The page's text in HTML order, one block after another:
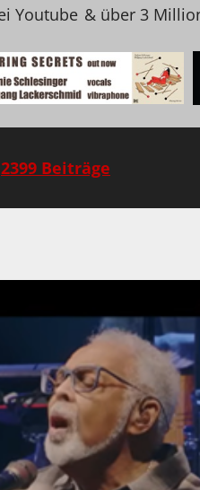
Youtube & über 3
2399 Beiträge